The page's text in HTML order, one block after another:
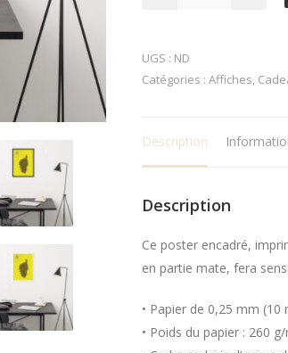
Map
UGS : ND
Catégories : Affiches,
Description
Description
Ce poster encadré,
en partie mate, fera
• Papier de 0,25 mm (10
• Poids du papier : 260 g/